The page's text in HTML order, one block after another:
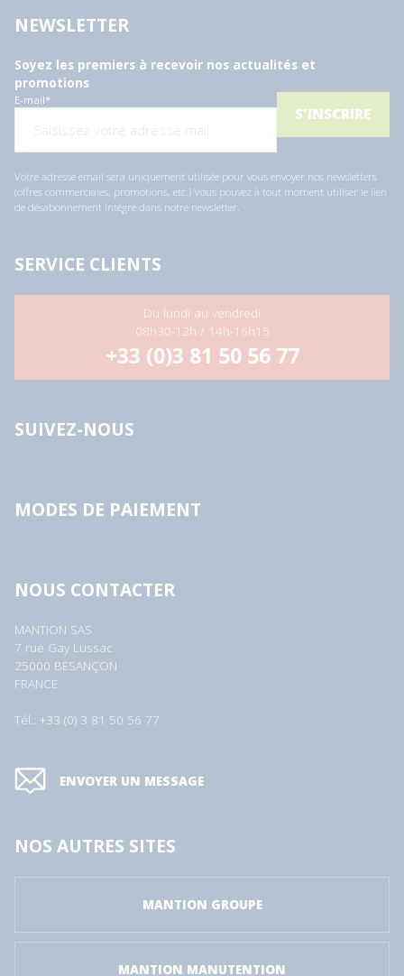
NEWSLETTER
Soyez les premiers à recevoir nos actualités et
promotions
E-mail*
Votre adresse email sera uniquement utilisée pour vous envoyer nos newsletters
(offres commerciales, promotions, etc.) Vous pouvez à tout moment utiliser le lien
de désabonnement intégré dans notre newsletter.
SERVICE CLIENTS
Du lundi au vendredi
08h30-12h / 14h-16h15
+33 (0)3 81 50 56 77
SUIVEZ-NOUS
MODES DE PAIEMENT
NOUS CONTACTER
MANTION SAS
7 rue Gay Lussac
25000 BESANÇON
FRANCE
Tél.: +33 (0) 3 81 50 56 77
ENVOYER UN MESSAGE
NOS AUTRES SITES
MANTION GROUPE
MANTION MANUTENTION